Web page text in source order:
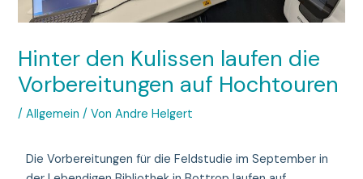
Hinter den Kulissen laufen die
Vorbereitungen auf Hochtouren
/Allgemein / VonAndre Helgert
Die Vorbereitungen für die Feldstudie im September in